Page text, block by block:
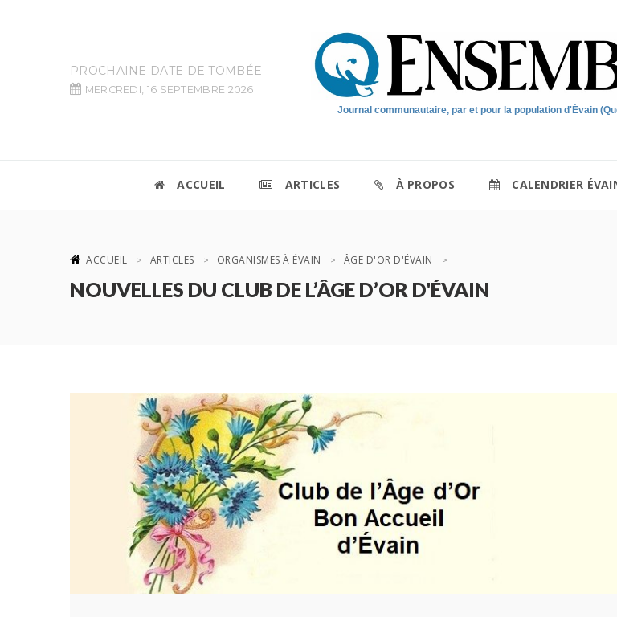
PROCHAINE DATE DE TOMBÉE
MERCREDI, 16 SEPTEMBRE 2026
Journal communautaire, par et pour la population d'Évain
ACCUEIL ARTICLES À PROPOS CALENDRIER
ACCUEIL ARTICLES ORGANISMES À ÉVAIN ÂGE D'OR D'ÉVAIN
NOUVELLES DU CLUB DE L’ÂGE D’OR D'ÉVAIN